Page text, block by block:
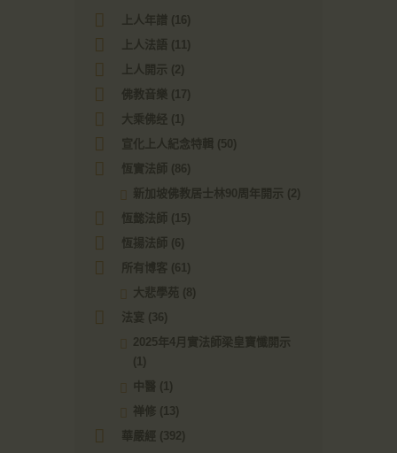
上人年譜 (16)
上人法語 (11)
上人開示 (2)
佛教音樂 (17)
大乘佛经 (1)
宣化上人紀念特輯 (50)
恆實法師 (86)
新加坡佛教居士林90周年開示 (2)
恆懿法師 (15)
恆揚法師 (6)
所有博客 (61)
大悲學苑 (8)
法宴 (36)
2025年4月實法師梁皇寶懺開示
(1)
中醫 (1)
禅修 (13)
華嚴經 (392)